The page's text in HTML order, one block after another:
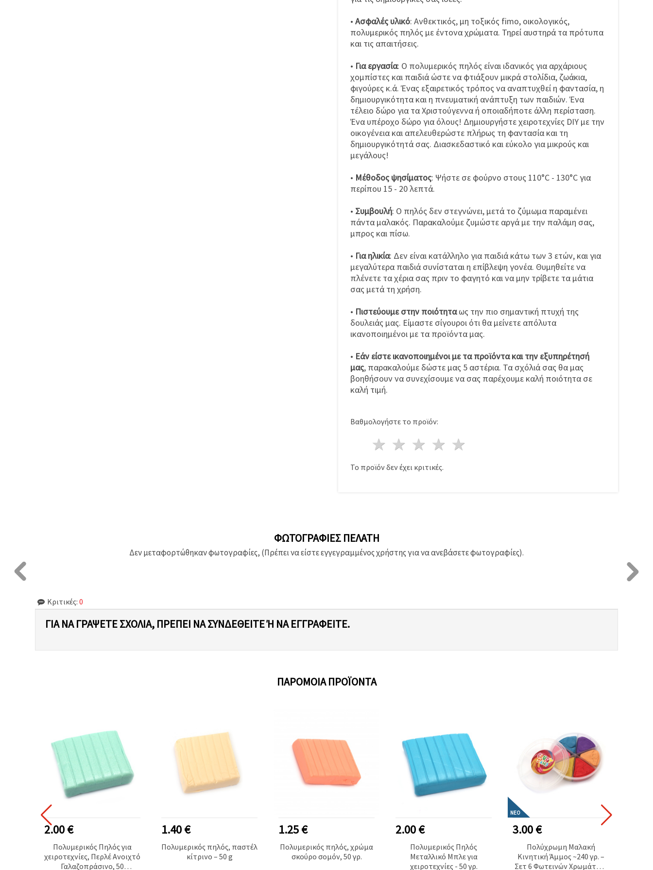
• Ασφαλές υλικό: Ανθεκτικός, μη τοξικός fimo, οικολογικός,
πολυμερικός πηλός με έντονα χρώματα. Τηρεί αυστηρά τα πρότυπα
και τις απαιτήσεις.
• Για εργασία: Ο πολυμερικός πηλός είναι ιδανικός για αρχάριους
χομπίστες και παιδιά ώστε να φτιάξουν μικρά στολίδια, ζωάκια,
φιγούρες κ.ά. Ένας εξαιρετικός τρόπος να αναπτυχθεί η φαντασία, η
δημιουργικότητα και η πνευματική ανάπτυξη των παιδιών. Ένα
τέλειο δώρο για τα Χριστούγεννα ή οποιαδήποτε άλλη περίσταση.
Ένα υπέροχο δώρο για όλους! Δημιουργήστε χειροτεχνίες DIY με την
οικογένεια και απελευθερώστε πλήρως τη φαντασία και τη
δημιουργικότητά σας. Διασκεδαστικό και εύκολο για μικρούς και
μεγάλους!
• Μέθοδος ψησίματος: Ψήστε σε φούρνο στους 110°C - 130°C για
περίπου 15 - 20 λεπτά.
• Συμβουλή: Ο πηλός δεν στεγνώνει, μετά το ζύμωμα παραμένει
πάντα μαλακός. Παρακαλούμε ζυμώστε αργά με την παλάμη σας,
μπρος και πίσω.
• Για ηλικία: Δεν είναι κατάλληλο για παιδιά κάτω των 3 ετών, και για
μεγαλύτερα παιδιά συνίσταται η επίβλεψη γονέα. Θυμηθείτε να
πλένετε τα χέρια σας πριν το φαγητό και να μην τρίβετε τα μάτια
σας μετά τη χρήση.
• Πιστεύουμε στην ποιότηταως την πιο σημαντική πτυχή της
δουλειάς μας. Είμαστε σίγουροι ότι θα μείνετε απόλυτα
ικανοποιημένοι με τα προϊόντα μας.
• Εάν είστε ικανοποιημένοι με τα προϊόντα και την εξυπηρέτησή
μας, παρακαλούμε δώστε μας 5 αστέρια. Τα σχόλιά σας θα μας
βοηθήσουν να συνεχίσουμε να σας παρέχουμε καλή ποιότητα σε
καλή τιμή.
Βαθμολογήστε το προϊόν:
4 Αστέρια
3 Αστέρια
2 Αστέρια
1 Αστέρι
Το προϊόν δεν έχει κριτικές.
ΦΩΤΟΓΡΑΦΊΕΣ ΠΕΛΆΤΗ
Δεν μεταφορτώθηκαν φωτογραφίες, (Πρέπει να είστε εγγεγραμμένος χρήστης για να ανεβάσετε φωτογραφίες).
Κριτικές: 0
ΓΙΑ ΝΑ ΓΡΆΨΕΤΕ ΣΧΌΛΙΑ, ΠΡΈΠΕΙ ΝΑ ΣΥΝΔΕΘΕΊΤΕ Ή ΝΑ ΕΓΓΡΑΦΕΊΤΕ.
ΠΑΡΌΜΟΙΑ ΠΡΟΪΌΝΤΑ
2.00 €
Πολυμερικός Πηλός για
χειροτεχνίες, Περλέ Ανοιχτό
Γαλαζοπράσινο, 50
1.40 €
Πολυμερικός πηλός, παστέλ
κίτρινο – 50 g
1.25 €
Πολυμερικός πηλός, χρώμα
σκούρο σομόν, 50 γρ.
2.00 €
Πολυμερικός Πηλός
Μεταλλικό Μπλε για
χειροτεχνίες - 50 γρ.
ΝΈΟ
3.00 €
Πολύχρωμη Μαλακή
Κινητική Άμμος ~240 γρ. –
Σετ 6 Φωτεινών Χρωμάτων,